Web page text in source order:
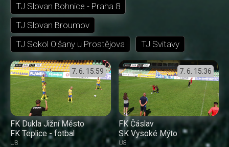
TJ Slovan Bohnice - Praha 8
TJ Slovan Broumov
TJ Sokol Olšany u Prostějova
TJ Svitavy
7. 6. 15:59
FK Dukla Jižní Město
FK Teplice - fotbal
U8
7. 6. 15:36
FK Čáslav
SK Vysoké Mýto
U8